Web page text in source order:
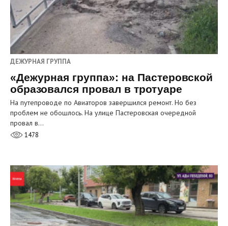
ДЕЖУРНАЯ ГРУППА
«Дежурная группа»: на Пастеровской
образовался провал в тротуаре
На путепроводе по Авиаторов завершился ремонт. Но без
проблем не обошлось. На улице Пастеровская очередной
провал в…
1478